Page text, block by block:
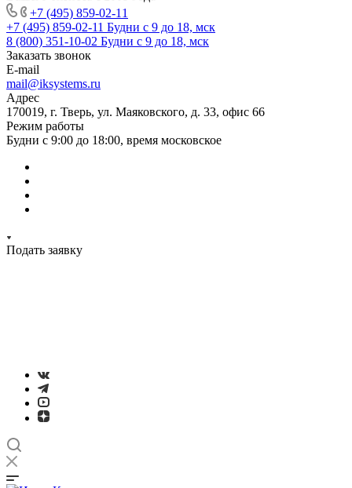
+7 (495) 859-02-11
+7 (495) 859-02-11 Будни с 9 до 18, мск
8 (800) 351-10-02 Будни с 9 до 18, мск
Заказать звонок
E-mail
mail@iksystems.ru
Адрес
170019, г. Тверь, ул. Маяковского, д. 33, офис 66
Режим работы
Будни с 9:00 до 18:00, время московское
Подать заявку